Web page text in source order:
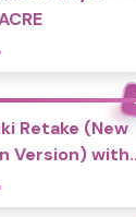
Retake (New
Version) with